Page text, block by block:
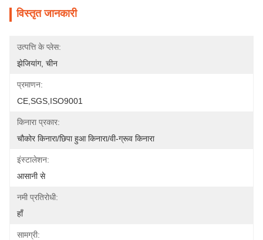
विस्तृत जानकारी
उत्पत्ति के प्लेस:
झेजियांग, चीन
प्रमाणन:
CE,SGS,ISO9001
किनारा प्रकार:
चौकोर किनारा/छिपा हुआ किनारा/वी-ग्रूव किनारा
इंस्टालेशन:
आसानी से
नमी प्रतिरोधी:
हाँ
सामग्री: